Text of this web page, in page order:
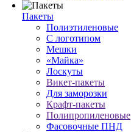
Пакеты
Полиэтиленовые
С логотипом
Мешки
«Майка»
Лоскуты
Викет-пакеты
Для заморозки
Крафт-пакеты
Полипропиленовые
Фасовочные ПНД